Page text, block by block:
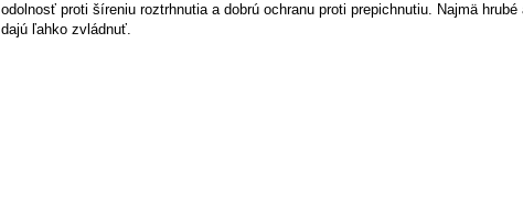
odolnosť proti šíreniu roztrhnutia a dobrú ochranu proti prepichnutiu. Najmä
dajú ľahko zvládnuť.